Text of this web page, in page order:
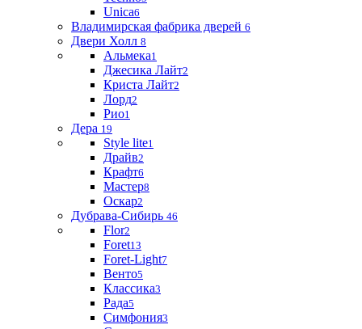
Unica6
Владимирская фабрика дверей 6
Двери Холл 8
Альмека1
Джесика Лайт2
Криста Лайт2
Лорд2
Рио1
Дера 19
Style lite1
Драйв2
Крафт6
Мастер8
Оскар2
Дубрава-Сибирь 46
Flor2
Foret13
Foret-Light7
Венто5
Классика3
Рада5
Симфония3